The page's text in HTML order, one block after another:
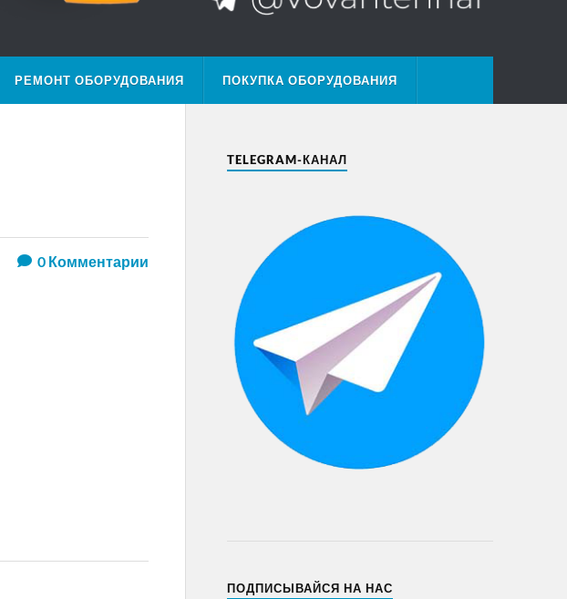
РЕМОНТ ОБОРУДОВАНИЯ ПОКУПКА ОБОРУДОВАНИЯ
0Комментарии
TELEGRAM-КАНАЛ
ПОДПИСЫВАЙСЯ НА НАС